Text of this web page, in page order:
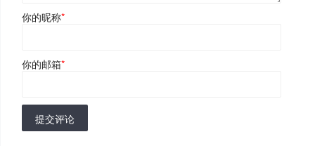
你的昵称*
你的邮箱*
提交评论